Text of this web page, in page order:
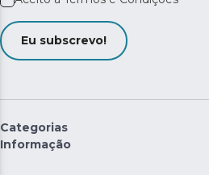
Eu subscrevo!
Categorias
Informação